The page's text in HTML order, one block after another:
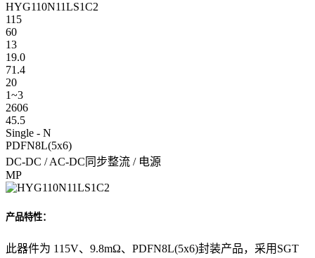
HYG110N11LS1C2
115
60
13
19.0
71.4
20
1~3
2606
45.5
Single - N
PDFN8L(5x6)
DC-DC / AC-DC同步整流 / 电源
MP
产品特性：
此器件为 115V、9.8mΩ、PDFN8L(5x6)封装产品，采用SGT